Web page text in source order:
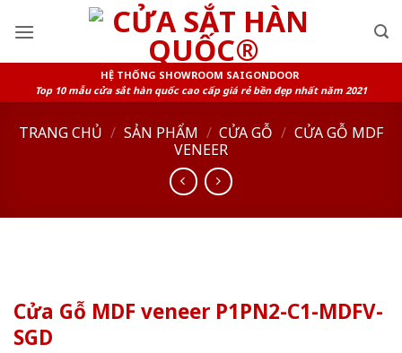
HỆ THỐNG SHOWROOM SAIGONDOOR
Top 10 mẫu cửa sắt hàn quốc cao cấp giá rẻ bền đẹp nhất năm 2021
TRANG CHỦ / SẢN PHẨM / CỬA GỖ / CỬA GỖ MDF
VENEER
Cửa Gỗ MDF veneer P1PN2-C1-MDFV-
SGD